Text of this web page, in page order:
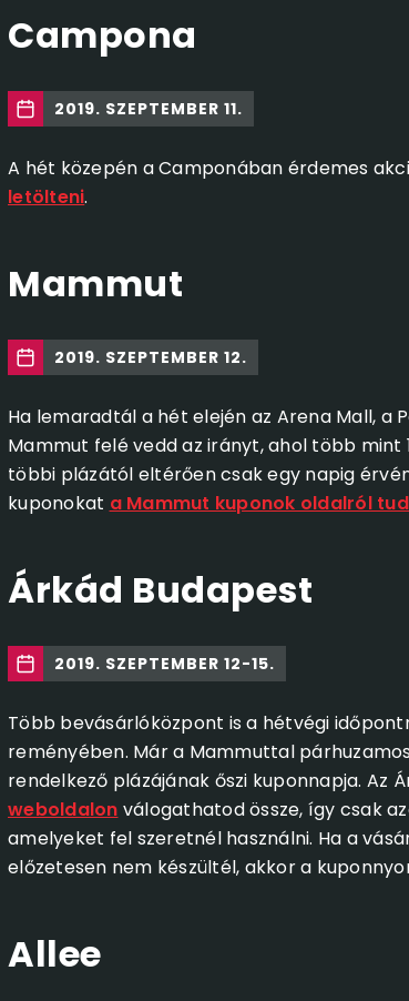
Campona
2019. SZEPTEMBER 11.
A hét közepén a Camponában érdemes
letölteni.
Mammut
2019. SZEPTEMBER 12.
Ha lemaradtál a hét elején az Arena Mall, a
Mammut felé vedd az irányt, ahol több mint
többi plázától eltérően csak egy napig
kuponokat a Mammut kuponok oldalról
Árkád Budapest
2019. SZEPTEMBER 12-15.
Több bevásárlóközpont is a hétvégi
reményében. Már a Mammuttal
rendelkező plázájának őszi kuponnapja. Az
weboldalon válogathatod össze, így csak
amelyeket fel szeretnél használni. Ha a
előzetesen nem készültél, akkor a
Allee